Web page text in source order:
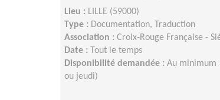
Lieu : LILLE (59000)
Type : Documentation, Traduction
Association : Croix-Rouge Française -
Date : Tout le temps
Disponibilité demandée : Au minimum
ou jeudi)